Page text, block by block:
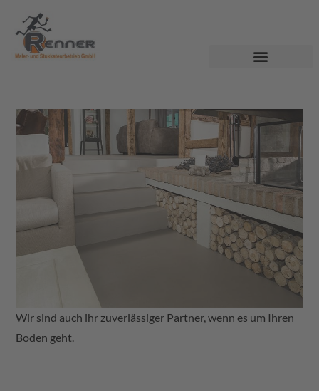
Wir sind auch ihr zuverlässiger Partner, wenn es um Ihren
Boden geht.